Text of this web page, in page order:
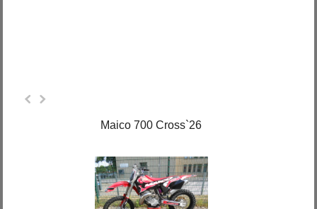
Maico 700 Cross`26